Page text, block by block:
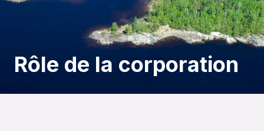
Rôle de la corporation